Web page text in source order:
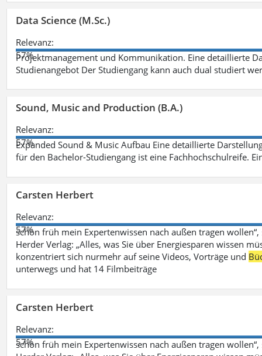
Data Science (M.Sc.)
Relevanz:
57%
Projektmanagement und Kommunikation. Eine detaillierte
Studienangebot Der Studiengang kann auch dual studiert
Sound, Music and Production (B.A.)
Relevanz:
57%
Expanded Sound & Music Aufbau Eine detaillierte
für den Bachelor-Studiengang ist eine Fachhochschulreife.
Carsten Herbert
Relevanz:
57%
schon früh mein Expertenwissen nach außen tragen
Herder Verlag: „Alles, was Sie über Energiesparen wissen
konzentriert sich nurmehr auf seine Videos, Vorträge und
unterwegs und hat 14 Filmbeiträge
Carsten Herbert
Relevanz:
57%
schon früh mein Expertenwissen nach außen tragen